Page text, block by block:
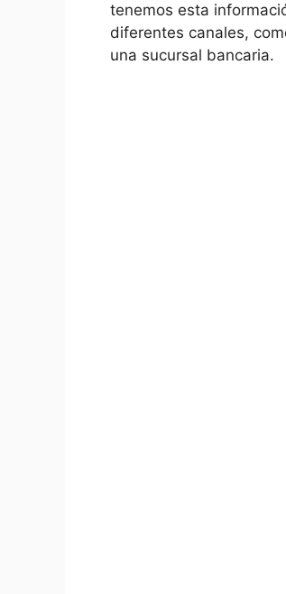
tenemos esta
diferentes canales,
una sucursal bancaria.